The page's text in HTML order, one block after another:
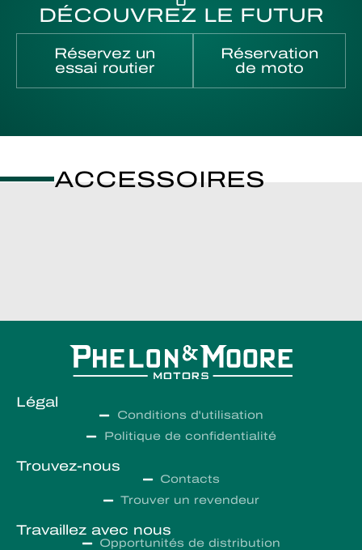
DÉCOUVREZ LE FUTUR
Réservez un
essai routier
Réservation
de moto
ACCESSOIRES
Légal
Conditions d'utilisation
Politique de confidentialité
Trouvez-nous
Contacts
Trouver un revendeur
Travaillez avec nous
Opportunités de distribution